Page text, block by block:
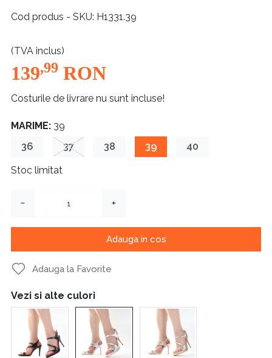
Cod produs - SKU H1331.39
139,99 RON
(TVA inclus)
Costurile de livrare nu sunt incluse!
MARIME: 39
36
37 38 39 40
Stoc limitat
− +
Adauga in cos
Adauga la Favorite
Vezi si alte culori